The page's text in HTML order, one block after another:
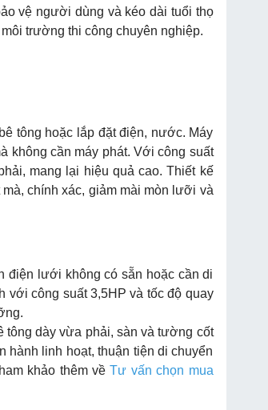
vệ người dùng và kéo dài tuổi thọ
trường thi công chuyên nghiệp.
tông hoặc lắp đặt điện, nước. Máy
không cần máy phát. Với công suất
mang lại hiệu quả cao. Thiết kế
chính xác, giảm mài mòn lưỡi và
điện lưới không có sẵn hoặc cần di
với công suất 3,5HP và tốc độ quay
tông dày vừa phải, sàn và tường cốt
hành linh hoạt, thuận tiện di chuyển
khảo thêm vềTư vấn chọn mua